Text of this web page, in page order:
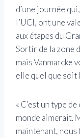
d’une journée
l’UCI, ont une
aux étapes du
Sortir de la zone
mais Vanmarcke
elle quel que
« C’est un type
monde aimerait.
maintenant, nous